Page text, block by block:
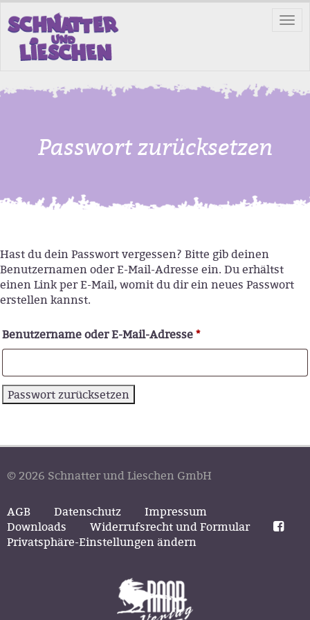
Passwort zurücksetzen
Hast du dein Passwort vergessen? Bitte gib deinen
Benutzernamen oder E-Mail-Adresse ein. Du erhältst
einen Link per E-Mail, womit du dir ein neues Passwort
erstellen kannst.
Benutzername oder E-Mail-Adresse*Erforderlich
Passwort zurücksetzen
© 2026 Schnatter und Lieschen GmbH
AGB Datenschutz
Impressum
Downloads
Widerrufsrecht und Formular
Privatsphäre-Einstellungen ändern